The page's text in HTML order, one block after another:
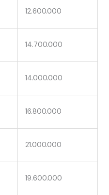
12.600.000
14.700.000
14.000.000
16.800.000
21.000.000
19.600.000